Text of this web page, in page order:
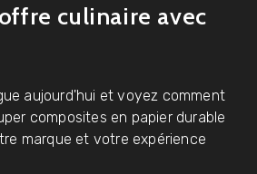
culinaire avec
aujourd'hui et voyez comment
composites en papier durable
marque et votre expérience